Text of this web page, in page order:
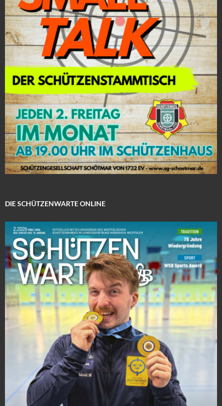
DIE SCHÜTZENWARTE ONLINE